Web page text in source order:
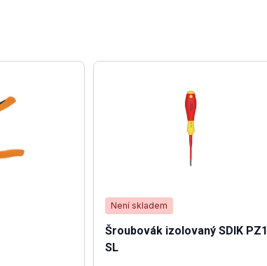
Není skladem
Šroubovák izolovaný SDIK PZ1
SL